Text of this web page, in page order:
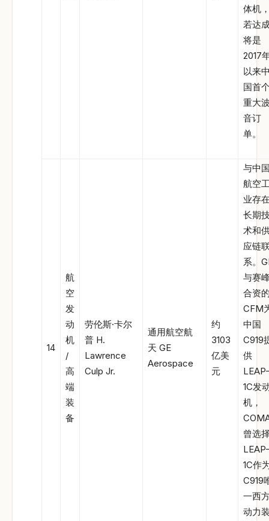
体机
若达
将是
2017
以来
国首
重大
音订
单。
14
航
空
发
动
机
/
高
端
装
备
劳伦斯·卡尔
普 H.
Lawrence
Culp Jr.
通用航空航
天 GE
Aerospace
约
3103
亿美
元
与中
航空
业存
长期
术和
应链
系。
与赛
合资
CFM
中国
C919
供
LEAP-
1C发
机，
曾选
LEAP-
1C作
C919
一西
动力